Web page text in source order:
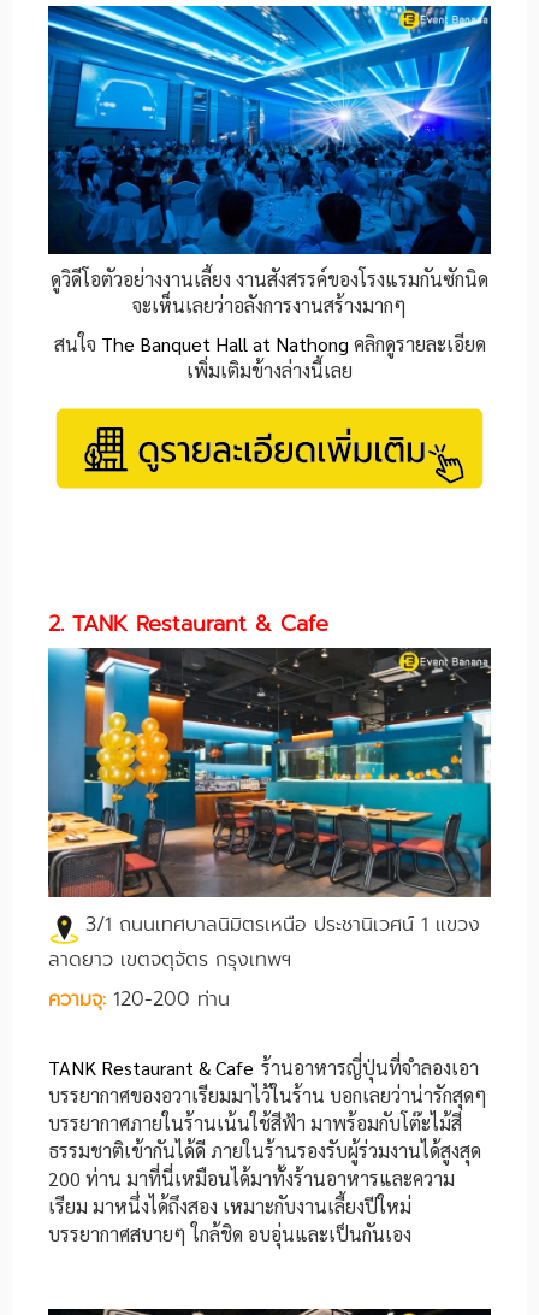
ดูวิดีโอตัวอย่างงานเลี้ยง งานสังสรรค์ของโรงแรมกันซักนิด
จะเห็นเลยว่าอลังการงานสร้างมากๆ
สนใจ The Banquet Hall at Nathong คลิกดูรายละเอียด
เพิ่มเติมข้างล่างนี้เลย
2. TANK Restaurant & Cafe
3/1 ถนนเทศบาลนิมิตรเหนือ ประชานิเวศน์ 1 แขวง
ลาดยาว เขตจตุจัตร กรุงเทพฯ
ความจุ: 120-200 ท่าน
TANK Restaurant & Cafe ร้านอาหารญี่ปุ่นที่จำลองเอา
บรรยากาศของอวาเรียมมาไว้ในร้าน บอกเลยว่าน่ารักสุดๆ
บรรยากาศภายในร้านเน้นใช้สีฟ้า มาพร้อมกับโต๊ะไม้สี
ธรรมชาติเข้ากันได้ดี ภายในร้านรองรับผู้ร่วมงานได้สูงสุด
200 ท่าน มาที่นี่เหมือนได้มาทั้งร้านอาหารและความ
เรียม มาหนึ่งได้ถึงสอง เหมาะกับงานเลี้ยงปีใหม่
บรรยากาศสบายๆ ใกล้ชิด อบอุ่นและเป็นกันเอง